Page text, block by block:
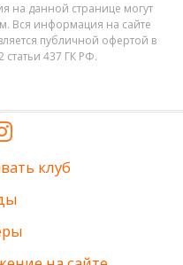
на данной странице могут
Вся информация на сайте
публичной офертой в
статьи 437 ГК РФ.
клуб